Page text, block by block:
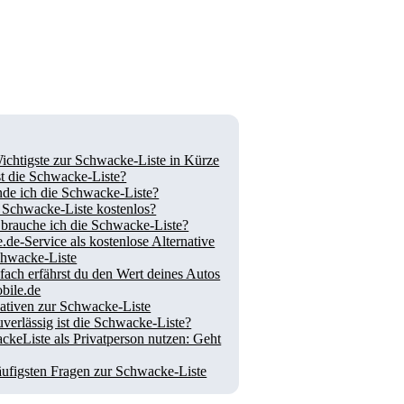
zur Schwacke-Liste in Kürze
die Schwacke-Liste?
ich die Schwacke-Liste?
Liste kostenlos?
ich die Schwacke-Liste?
Service als kostenlose Alternative
Liste
erfährst du den Wert deines Autos
zur Schwacke-Liste
ist die Schwacke-Liste?
als Privatperson nutzen: Geht
Fragen zur Schwacke-Liste